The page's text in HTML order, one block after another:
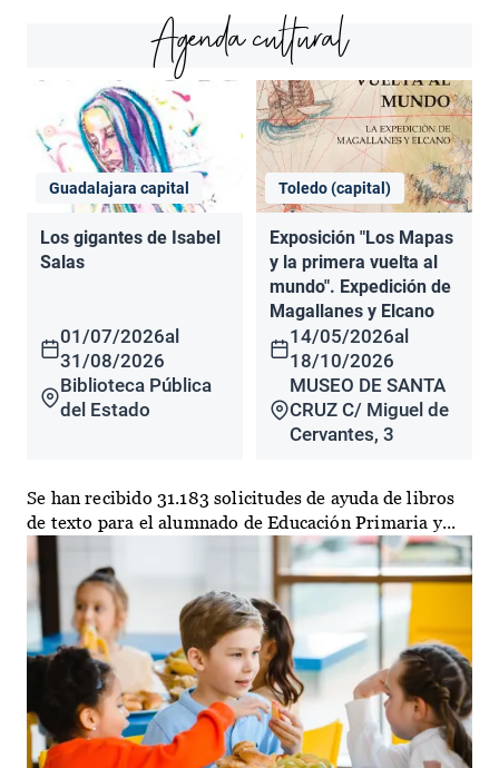
Agenda cultural
Guadalajara capital
Los gigantes de Isabel
Salas
01/07/2026al
31/08/2026
Biblioteca Pública
del Estado
Toledo (capital)
Exposición "Los Mapas
y la primera vuelta al
mundo". Expedición de
Magallanes y Elcano
14/05/2026al
18/10/2026
MUSEO DE SANTA
CRUZ C/ Miguel de
Cervantes, 3
Se han recibido 31.183 solicitudes de ayuda de libros
de texto para el alumnado de Educación Primaria y...